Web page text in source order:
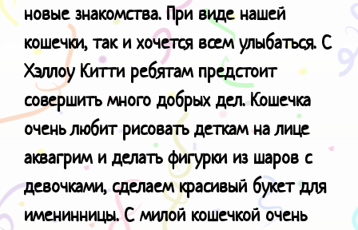
новые знакомства. При виде нашей
кошечки, так и хочется всем улыбаться. С
Хэллоу Китти ребятам предстоит
совершить много добрых дел. Кошечка
очень любит рисовать деткам на лице
аквагрим и делать фигурки из шаров с
девочками, сделаем красивый букет для
именинницы. С милой кошечкой очень